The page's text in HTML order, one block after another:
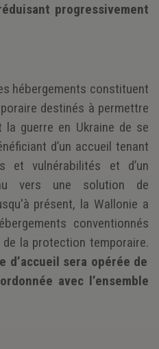
progressivement
hébergements constituent
destinés à permettre
guerre en Ukraine de se
d’un accueil tenant
et vulnérabilités et d’un
vers une solution de
présent, la Wallonie a
conventionnés
la protection temporaire.
d’accueil sera opérée de
avec l’ensemble